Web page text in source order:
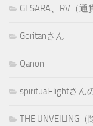
GESARA、RV（通
Goritanさん
Qanon
spiritual-lightさん
THE UNVEILING（